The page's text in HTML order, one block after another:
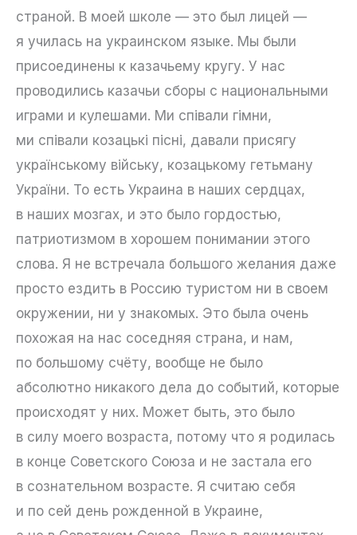
страной. В моей школе — это был лицей —
я училась на украинском языке. Мы были
присоединены к казачьему кругу. У нас
проводились казачьи сборы с национальными
играми и кулешами. Ми співали гімни,
ми співали козацькі пісні, давали присягу
українському війську, козацькому гетьману
України. То есть Украина в наших сердцах,
в наших мозгах, и это было гордостью,
патриотизмом в хорошем понимании этого
слова. Я не встречала большого желания даже
просто ездить в Россию туристом ни в своем
окружении, ни у знакомых. Это была очень
похожая на нас соседняя страна, и нам,
по большому счёту, вообще не было
абсолютно никакого дела до событий, которые
происходят у них. Может быть, это было
в силу моего возраста, потому что я родилась
в конце Советского Союза и не застала его
в сознательном возрасте. Я считаю себя
и по сей день рожденной в Украине,